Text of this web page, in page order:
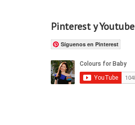
Pinterest y Youtube
Síguenos en Pinterest